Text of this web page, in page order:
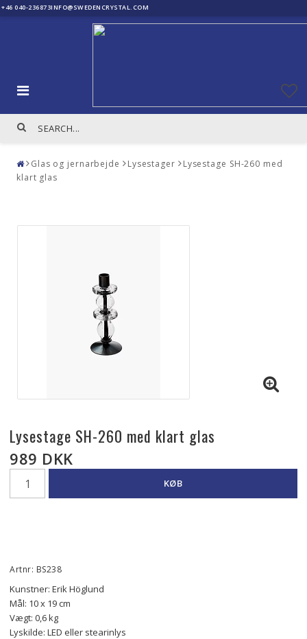
+46 040-236873INFO@SWEDENCRYSTAL.COM
Glas og jernarbejde Lysestager
Lysestage SH-260 med
klart glas
Lysestage SH-260 med klart glas
989 DKK
KØB
Artnr: BS238
Kunstner: Erik Höglund
Mål: 10 x 19 cm
Vægt: 0,6 kg
Lyskilde: LED eller stearinlys